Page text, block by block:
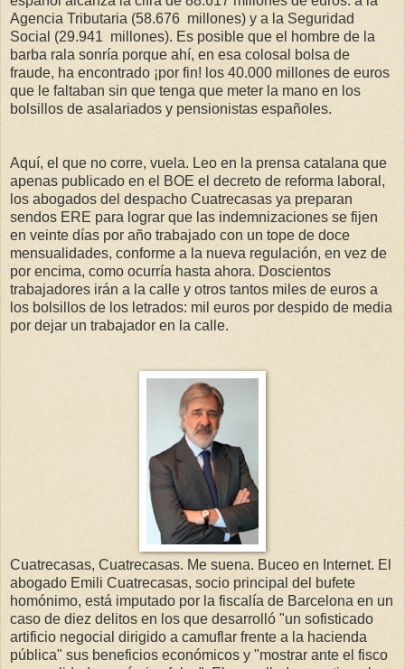
Agencia Tributaria (58.676 millones) y a la Seguridad
Social (29.941 millones). Es posible que el hombre de la
barba rala sonría porque ahí, en esa colosal bolsa de
fraude, ha encontrado ¡por fin! los 40.000 millones de euros
que le faltaban sin que tenga que meter la mano en los
bolsillos de asalariados y pensionistas españoles.
Aquí, el que no corre, vuela. Leo en la prensa catalana que
apenas publicado en el BOE el decreto de reforma laboral,
los abogados del despacho Cuatrecasas ya preparan
sendos ERE para lograr que las indemnizaciones se fijen
en veinte días por año trabajado con un tope de doce
mensualidades, conforme a la nueva regulación, en vez de
por encima, como ocurría hasta ahora. Doscientos
trabajadores irán a la calle y otros tantos miles de euros a
los bolsillos de los letrados: mil euros por despido de media
por dejar un trabajador en la calle.
Cuatrecasas, Cuatrecasas. Me suena. Buceo en Internet. El
abogado Emili Cuatrecasas, socio principal del bufete
homónimo, está imputado por la fiscalía de Barcelona en un
caso de diez delitos en los que desarrolló "un sofisticado
artificio negocial dirigido a camuflar frente a la hacienda
pública" sus beneficios económicos y "mostrar ante el fisco